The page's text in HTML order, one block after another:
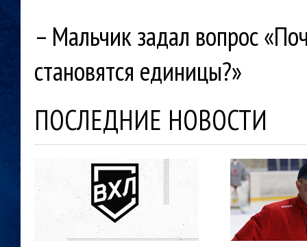
– Мальчик задал вопрос
становятся единицы?»
ПОСЛЕДНИЕ НОВОСТИ